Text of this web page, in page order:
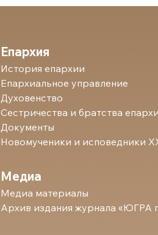
Епархия
История епархии
Епархиальное управление
Духовенство
Сестричества и братства
Документы
Новомученики и исповедники
Медиа
Медиа материалы
Архив издания журнала «ЮГРА